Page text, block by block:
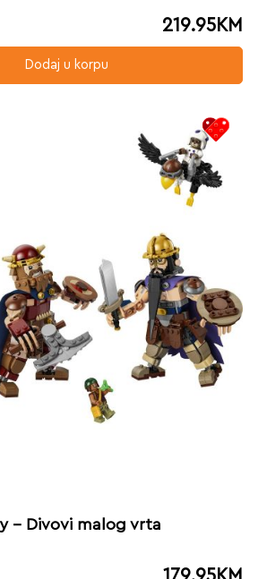
219.95KM
Dodaj u korpu
– Divovi malog vrta